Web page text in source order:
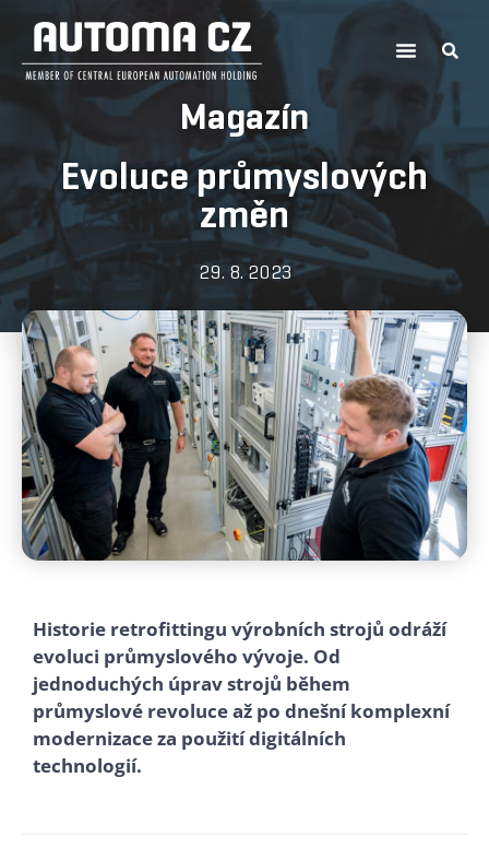
Magazín
Evoluce průmyslových
změn
29. 8. 2023
Historie retrofittingu výrobních strojů odráží
evoluci průmyslového vývoje. Od
jednoduchých úprav strojů během
průmyslové revoluce až po dnešní komplexní
modernizace za použití digitálních
technologií.